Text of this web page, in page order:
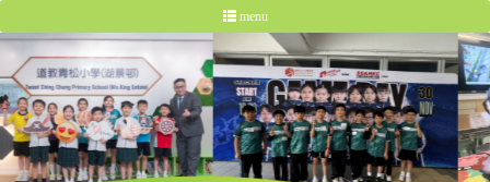
menu